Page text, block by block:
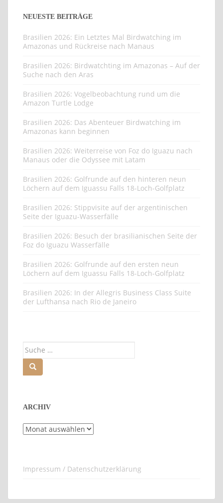
NEUESTE BEITRÄGE
Brasilien 2026: Ein Letztes Mal Birdwatching im
Amazonas und Rückreise nach Manaus
Brasilien 2026: Birdwatchting im Amazonas – Auf der
Suche nach den Aras
Brasilien 2026: Vogelbeobachtung rund um die
Amazon Turtle Lodge
Brasilien 2026: Das Abenteuer Birdwatching im
Amazonas kann beginnen
Brasilien 2026: Weiterreise von Foz do Iguazu nach
Manaus oder die Odyssee mit Latam
Brasilien 2026: Golfrunde auf den hinteren neun
Löchern auf dem Iguassu Falls 18-Loch-Golfplatz
Brasilien 2026: Stippvisite auf der argentinischen
Seite der Iguazu-Wasserfälle
Brasilien 2026: Besuch der brasilianischen Seite der
Foz do Iguazu Wasserfälle
Brasilien 2026: Golfrunde auf den ersten neun
Löchern auf dem Iguassu Falls 18-Loch-Golfplatz
Brasilien 2026: In der Allegris Business Class Suite
der Lufthansa nach Rio de Janeiro
ARCHIV
Archiv
Impressum / Datenschutzerklärung